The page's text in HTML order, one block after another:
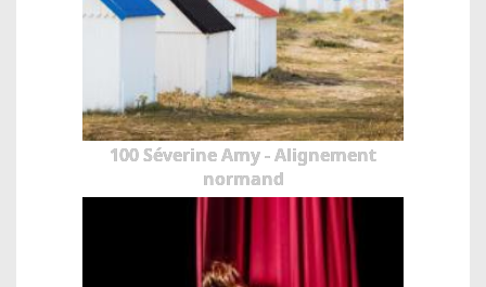
100 Séverine Amy - Alignement
normand